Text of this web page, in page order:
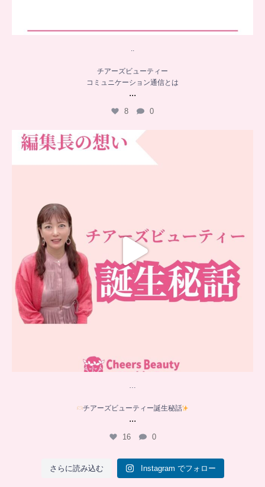
..
チアーズビューティー
コミュニケーション通信とは
...
8 0
チアーズビューティー誕生秘話
…
チアーズビューティー誕生秘話
...
16 0
さらに読み込む Instagram でフォロー